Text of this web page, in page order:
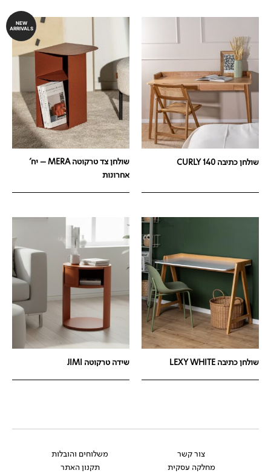
שולחן כתיבה 140 CURLY
NEW
ARRIVALS
שולחן צד טרקוטה MERA – יח'
אחרונות
שולחן כתיבה LEXY WHITE שידה טרקוטה JIMI
צור קשר
מחלקה עסקית
משלוחים והובלות
תקנון האתר